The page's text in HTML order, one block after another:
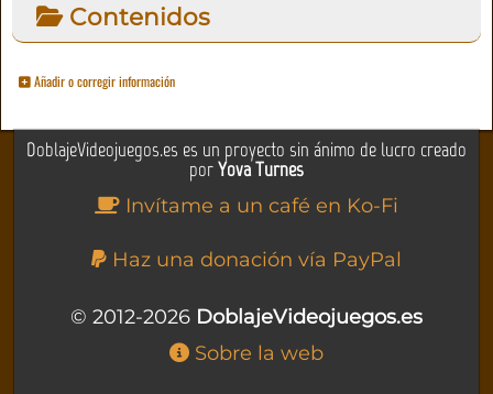
Contenidos
Añadir o corregir información
DoblajeVideojuegos.es es un proyecto sin ánimo de lucro creado
porYova Turnes
Invítame a un café en Ko-Fi
Haz una donación vía PayPal
© 2012-2026 DoblajeVideojuegos.es
Sobre la web